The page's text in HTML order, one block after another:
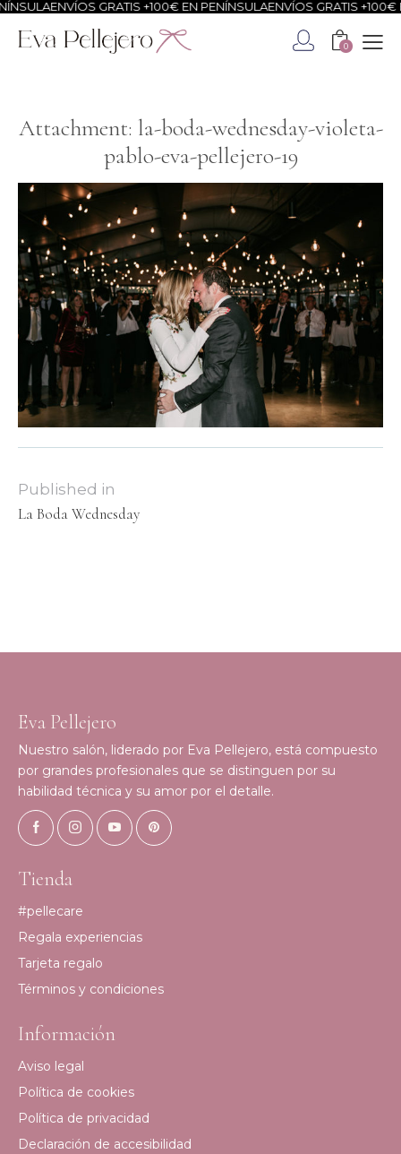
ENVÍOS GRATIS +100€ EN PENÍNSULAENVÍOS GRATIS +100€
0
Attachment: la-boda-wednesday-violeta-
pablo-eva-pellejero-19
Published in
La Boda Wednesday
Eva Pellejero
Nuestro salón, liderado por Eva Pellejero, está compuesto
por grandes profesionales que se distinguen por su
habilidad técnica y su amor por el detalle.
Tienda
#pellecare
Regala experiencias
Tarjeta regalo
Términos y condiciones
Información
Aviso legal
Política de cookies
Política de privacidad
Declaración de accesibilidad